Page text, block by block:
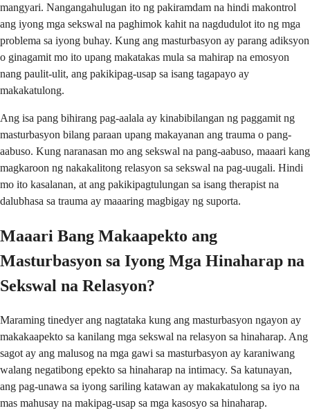
mangyari. Nangangahulugan ito ng pakiramdam na hindi makontrol
ang iyong mga sekswal na paghimok kahit na nagdudulot ito ng mga
problema sa iyong buhay. Kung ang masturbasyon ay parang adiksyon
o ginagamit mo ito upang makatakas mula sa mahirap na emosyon
nang paulit-ulit, ang pakikipag-usap sa isang tagapayo ay
makakatulong.
Ang isa pang bihirang pag-aalala ay kinabibilangan ng paggamit ng
masturbasyon bilang paraan upang makayanan ang trauma o pang-
aabuso. Kung naranasan mo ang sekswal na pang-aabuso, maaari kang
magkaroon ng nakakalitong relasyon sa sekswal na pag-uugali. Hindi
mo ito kasalanan, at ang pakikipagtulungan sa isang therapist na
dalubhasa sa trauma ay maaaring magbigay ng suporta.
Maaari Bang Makaapekto ang
Masturbasyon sa Iyong Mga Hinaharap na
Sekswal na Relasyon?
Maraming tinedyer ang nagtataka kung ang masturbasyon ngayon ay
makakaapekto sa kanilang mga sekswal na relasyon sa hinaharap. Ang
sagot ay ang malusog na mga gawi sa masturbasyon ay karaniwang
walang negatibong epekto sa hinaharap na intimacy. Sa katunayan,
ang pag-unawa sa iyong sariling katawan ay makakatulong sa iyo na
mas mahusay na makipag-usap sa mga kasosyo sa hinaharap.